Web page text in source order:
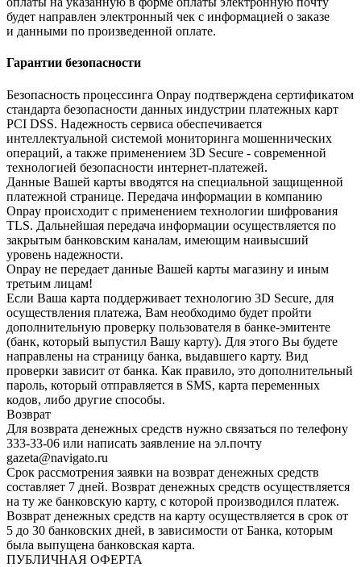
будет направлен электронный чек с информацией о заказе
и данными по произведенной оплате.
Гарантии безопасности
Безопасность процессинга Onpay подтверждена сертификатом
стандарта безопасности данных индустрии платежных карт
PCI DSS. Надежность сервиса обеспечивается
интеллектуальной системой мониторинга мошеннических
операций, а также применением 3D Secure - современной
технологией безопасности интернет-платежей.
Данные Вашей карты вводятся на специальной защищенной
платежной странице. Передача информации в компанию
Onpay происходит с применением технологии шифрования
TLS. Дальнейшая передача информации осуществляется по
закрытым банковским каналам, имеющим наивысший
уровень надежности.
Onpay не передает данные Вашей карты магазину и иным
третьим лицам!
Если Ваша карта поддерживает технологию 3D Secure, для
осуществления платежа, Вам необходимо будет пройти
дополнительную проверку пользователя в банке-эмитенте
(банк, который выпустил Вашу карту). Для этого Вы будете
направлены на страницу банка, выдавшего карту. Вид
проверки зависит от банка. Как правило, это дополнительный
пароль, который отправляется в SMS, карта переменных
кодов, либо другие способы.
Возврат
Для возврата денежных средств нужно связаться по телефону
333-33-06 или написать заявление на эл.почту
gazeta@navigato.ru
Срок рассмотрения заявки на возврат денежных средств
составляет 7 дней. Возврат денежных средств осуществляется
на ту же банковскую карту, с которой производился платеж.
Возврат денежных средств на карту осуществляется в срок от
5 до 30 банковских дней, в зависимости от Банка, которым
была выпущена банковская карта.
ПУБЛИЧНАЯ ОФЕРТА